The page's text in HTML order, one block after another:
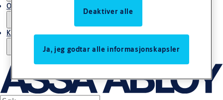
Om ASSA ABLOY Norway
Kontakt oss
Deaktiver alle
Ja, jeg godtar alle informasjonskapsler